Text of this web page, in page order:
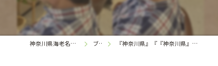
神奈川県海老名の美容室なら koselig
ブログ 『神奈川県』『『神奈川県』『綾瀬市』『海老名市』『美容室』